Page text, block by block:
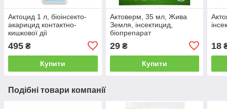
Актоцид 1 л, біоінсекто-
акарицид контактно-
кишкової дії
495 ₴
Купити
Актоверм, 35 мл, Жива
Земля, інсектицид,
біопрепарат
29₴
Купити
18
Подібні товари компанії